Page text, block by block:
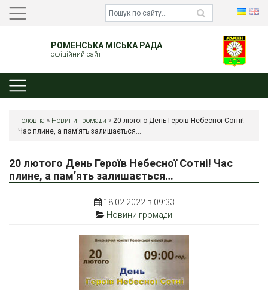
РОМЕНСЬКА МІСЬКА РАДА
офіційний сайт
Головна » Новини громади » 20 лютого День Героїв Небесної Сотні!
Час плине, а пам’ять залишається…
20 лютого День Героїв Небесної Сотні! Час
плине, а пам’ять залишається…
18.02.2022 в 09:33
Новини громади